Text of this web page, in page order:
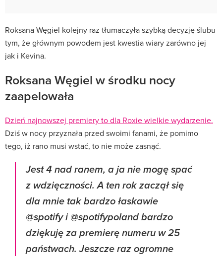
Roksana Węgiel kolejny raz tłumaczyła szybką decyzję ślubu
tym, że głównym powodem jest kwestia wiary zarówno jej
jak i Kevina.
Roksana Węgiel w środku nocy
zaapelowała
Dzień najnowszej premiery to dla Roxie wielkie wydarzenie.
Dziś w nocy przyznała przed swoimi fanami, że pomimo
tego, iż rano musi wstać, to nie może zasnąć.
Jest 4 nad ranem, a ja nie mogę spać
z wdzięczności. A ten rok zaczął się
dla mnie tak bardzo łaskawie
@spotify i @spotifypoland bardzo
dziękuję za premierę numeru w 25
państwach. Jeszcze raz ogromne